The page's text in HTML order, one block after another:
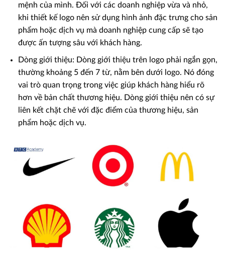
mệnh của mình. Đối với các doanh nghiệp vừa và nhỏ,
khi thiết kế logo nên sử dụng hình ảnh đặc trưng cho sản
phẩm hoặc dịch vụ mà doanh nghiệp cung cấp sẽ tạo
được ấn tượng sâu với khách hàng.
Dòng giới thiệu: Dòng giới thiệu trên logo phải ngắn gọn,
thường khoảng 5 đến 7 từ, nằm bên dưới logo. Nó đóng
vai trò quan trọng trong việc giúp khách hàng hiểu rõ
hơn về bản chất thương hiệu. Dòng giới thiệu nên có sự
liên kết chặt chẽ với đặc điểm của thương hiệu, sản
phẩm hoặc dịch vụ.